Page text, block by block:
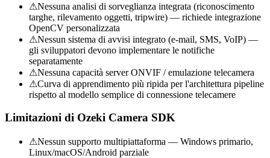
⚠Nessuna analisi di sorveglianza integrata (riconoscimento
targhe, rilevamento oggetti, tripwire) — richiede integrazione
OpenCV personalizzata
⚠Nessun sistema di avvisi integrato (e-mail, SMS, VoIP) —
gli sviluppatori devono implementare le notifiche
separatamente
⚠Nessuna capacità server ONVIF / emulazione telecamera
⚠Curva di apprendimento più ripida per l'architettura pipeline
rispetto al modello semplice di connessione telecamere
Limitazioni di Ozeki Camera SDK
⚠Nessun supporto multipiattaforma — Windows primario,
Linux/macOS/Android parziale